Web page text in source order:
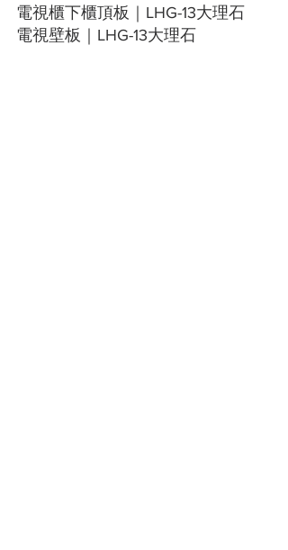
電視櫃下櫃頂板｜LHG-13大理石
電視壁板｜LHG-13大理石